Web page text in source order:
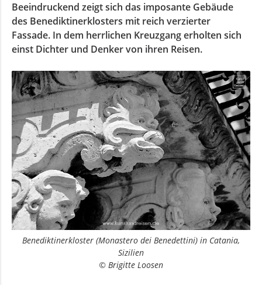
Beeindruckend zeigt sich das imposante Gebäude
des Benediktinerklosters mit reich verzierter
Fassade. In dem herrlichen Kreuzgang erholten sich
einst Dichter und Denker von ihren Reisen.
Benediktinerkloster (Monastero dei Benedettini) in Catania,
Sizilien
© Brigitte Loosen